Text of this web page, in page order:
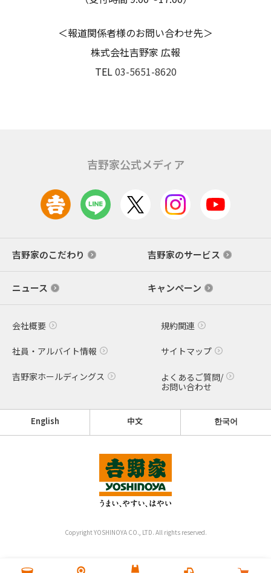
＜報道関係者様のお問い合わせ先＞
株式会社吉野家 広報
TEL 03-5651-8620
吉野家公式メディア
吉野家のこだわり 吉野家のサービス
ニュース キャンペーン
会社概要 規約関連
社員・アルバイト情報 サイトマップ
吉野家ホールディングス
よくあるご質問/
お問い合わせ
English 中文 한국어
Copyright YOSHINOYA CO., LTD. All rights reserved.